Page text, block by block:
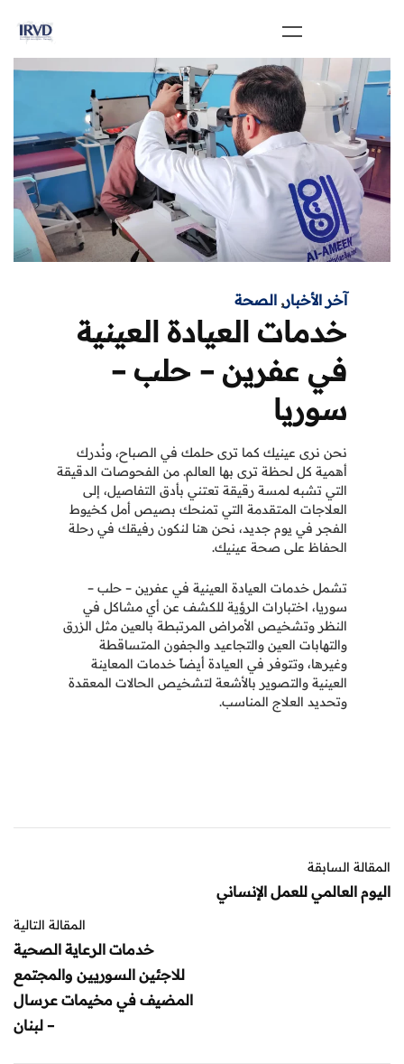
آخر الأخبار, الصحة
خدمات العيادة العينية
في عفرين – حلب –
سوريا
نحن نرى عينيك كما ترى حلمك في الصباح، ونُدرك
أهمية كل لحظة ترى بها العالم. من الفحوصات الدقيقة
التي تشبه لمسة رقيقة تعتني بأدق التفاصيل، إلى
العلاجات المتقدمة التي تمنحك بصيص أمل كخيوط
الفجر في يوم جديد، نحن هنا لنكون رفيقك في رحلة
الحفاظ على صحة عينيك.
تشمل خدمات العيادة العينية في عفرين – حلب –
سوريا، اختبارات الرؤية للكشف عن أي مشاكل في
النظر وتشخيص الأمراض المرتبطة بالعين مثل الزرق
والتهابات العين والتجاعيد والجفون المتساقطة
وغيرها، وتتوفر في العيادة أيضاً خدمات المعاينة
العينية والتصوير بالأشعة لتشخيص الحالات المعقدة
وتحديد العلاج المناسب.
المقالة السابقة
اليوم العالمي للعمل الإنساني
المقالة التالية
خدمات الرعاية الصحية
للاجئين السوريين والمجتمع
المضيف في مخيمات عرسال
– لبنان